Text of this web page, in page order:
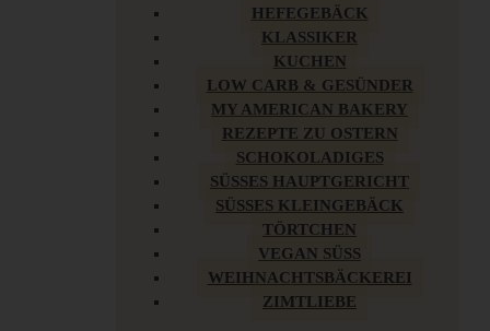
HEFEGEBÄCK
KLASSIKER
KUCHEN
LOW CARB & GESÜNDER
MY AMERICAN BAKERY
REZEPTE ZU OSTERN
SCHOKOLADIGES
SÜSSES HAUPTGERICHT
SÜSSES KLEINGEBÄCK
TÖRTCHEN
VEGAN SÜSS
WEIHNACHTSBÄCKEREI
ZIMTLIEBE